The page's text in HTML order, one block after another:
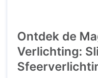
Ontdek de
Verlichting: